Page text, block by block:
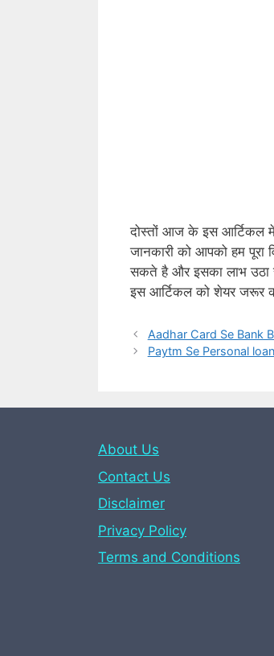
दोस्तों आज के इस आर्टिकल
जानकारी को आपको हम
सकते है और इसका लाभ उठा
इस आर्टिकल को शेयर जरूर
Aadhar Card Se Bank
Paytm Se Personal loan
About Us
Contact Us
Disclaimer
Privacy Policy
Terms and Conditions